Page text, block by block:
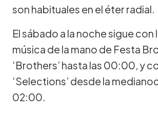
son habituales en el éter radial.
El sábado a la noche sigue con
música de la mano de Festa
‘Brothers’ hasta las 00:00, y
‘Selections’ desde la
02:00.